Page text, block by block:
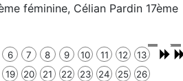
féminine, Célian Pardin 17ème
6 7 8 9 10 11 12
13
19 20 21 22 23 24 25
26